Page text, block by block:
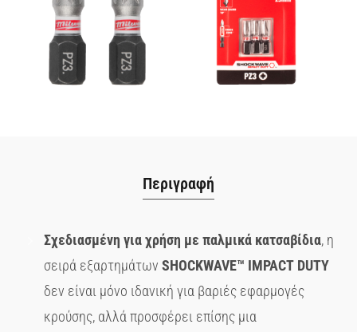
Περιγραφή
Σχεδιασμένη για χρήση με παλμικά κατσαβίδια, η
σειρά εξαρτημάτων SHOCKWAVE™ IMPACT DUTY
δεν είναι μόνο ιδανική για βαριές εφαρμογές
κρούσης, αλλά προσφέρει επίσης μια